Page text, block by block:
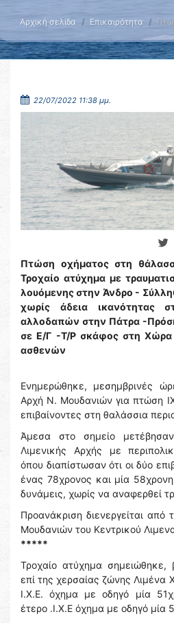
Αρχική σελίδα Επικαιρότητα
22/07/2022 11:38 μμ.
Πτώση οχήματος στη
Τροχαίο ατύχημα με
λουόμενης στην Άνδρο -
χωρίς άδεια ικανότητας
αλλοδαπών στην Πάτρα -
σε Ε/Γ -Τ/Ρ σκάφος στη Χώρα
ασθενών
Ενημερώθηκε, μεσημβρινές
Αρχή Ν. Μουδανιών για πτώση
επιβαίνοντες στη θαλάσσια
Άμεσα στο σημείο
Λιμενικής Αρχής με
όπου διαπίστωσαν ότι οι δύο
ένας 78χρονος και μία
δυνάμεις, χωρίς να αναφερθεί
Προανάκριση διενεργείται
Μουδανιών του Κεντρικού
*****
Τροχαίο ατύχημα σημειώθηκε,
επί της χερσαίας ζώνης Λιμένα
Ι.Χ.Ε. όχημα με οδηγό μία
έτερο .Ι.Χ.Ε όχημα με οδηγό μία